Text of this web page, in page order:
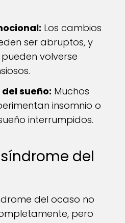
Los cambios
ser abruptos, y
volverse
sueño: Muchos
insomnio o
interrumpidos.
del
del ocaso no
pero